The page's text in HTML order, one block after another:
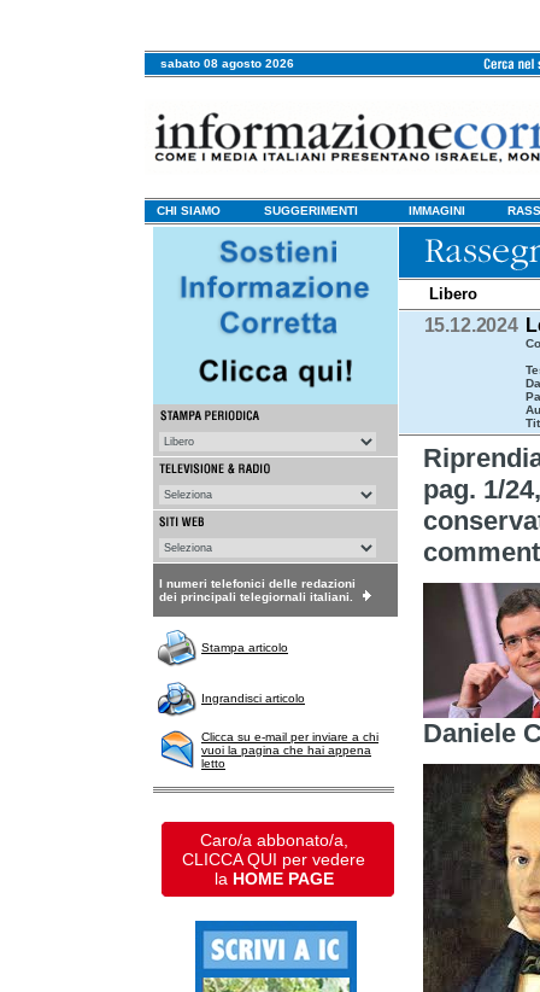
sabato 08 agosto 2026
CHI SIAMO SUGGERIMENTI IMMAGINI
I numeri telefonici delle redazioni
dei principali telegiornali italiani.
Stampa articolo
Ingrandisci articolo
Clicca su e-mail per inviare a chi
vuoi la pagina che hai appena
letto
Caro/a abbonato/a,
CLICCA QUI per vedere
la HOME PAGE
Libero
15.12.2024
pag. 1/
Daniele